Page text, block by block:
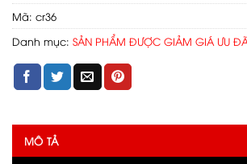
Mã: cr36
Danh mục: SẢN PHẨM ĐƯỢC GIẢM GIÁ ƯU
MÔ TẢ